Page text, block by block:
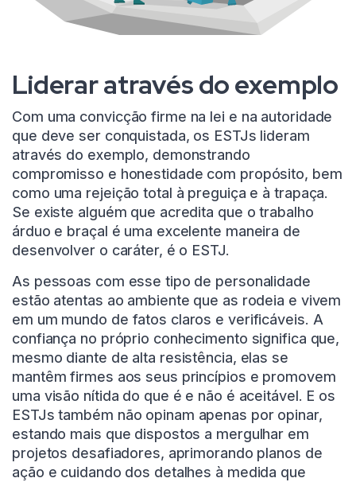
Liderar através do exemplo
Com uma convicção firme na lei e na autoridade
que deve ser conquistada, os ESTJs lideram
através do exemplo, demonstrando
compromisso e honestidade com propósito, bem
como uma rejeição total à preguiça e à trapaça.
Se existe alguém que acredita que o trabalho
árduo e braçal é uma excelente maneira de
desenvolver o caráter, é o ESTJ.
As pessoas com esse tipo de personalidade
estão atentas ao ambiente que as rodeia e vivem
em um mundo de fatos claros e verificáveis. A
confiança no próprio conhecimento significa que,
mesmo diante de alta resistência, elas se
mantêm firmes aos seus princípios e promovem
uma visão nítida do que é e não é aceitável. E os
ESTJs também não opinam apenas por opinar,
estando mais que dispostos a mergulhar em
projetos desafiadores, aprimorando planos de
ação e cuidando dos detalhes à medida que